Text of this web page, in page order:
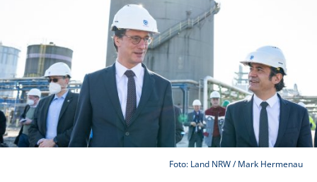
Foto: Land NRW / Mark Hermenau